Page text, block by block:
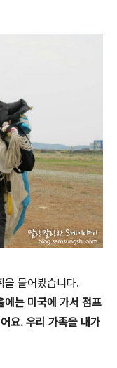
을 물어봤습니다.
에는 미국에 가서 점프
요. 우리 가족을 내가